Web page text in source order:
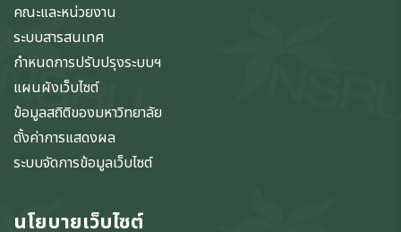
คณะและหน่วยงาน
ระบบสารสนเทศ
กำหนดการปรับปรุงระบบฯ
แผนผังเว็บไซต์
ข้อมูลสถิติของมหาวิทยาลัย
ตั้งค่าการแสดงผล
ระบบจัดการข้อมูลเว็บไซต์
นโยบายเว็บไซต์